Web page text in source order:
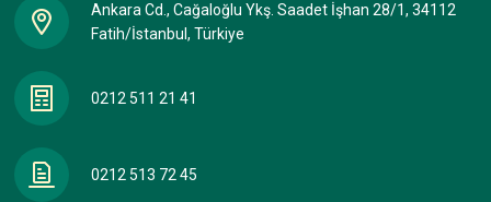
Ankara Cd., Cağaloğlu Ykş. Saadet İşhan 28/1, 34112
Fatih/İstanbul, Türkiye
0212 511 21 41
0212 513 72 45